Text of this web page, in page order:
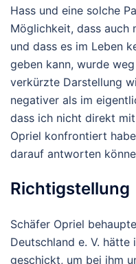
Hass und eine solche
Möglichkeit, dass auch
und dass es im Leben
geben kann, wurde
verkürzte Darstellung
negativer als im
dass ich nicht direkt
Opriel konfrontiert
darauf antworten
Richtigstellung
Schäfer Opriel
Deutschland e. V. hätte
geschickt, um bei ihm